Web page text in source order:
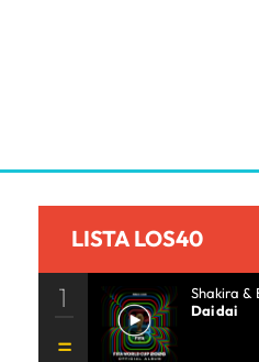
LISTA LOS40
1
Shakira &
Dai dai